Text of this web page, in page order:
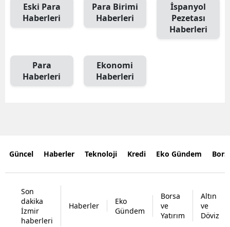
Eski Para
Haberleri
Para Birimi
Haberleri
İspanyol
Pezetası
Haberleri
Para
Haberleri
Ekonomi
Haberleri
Güncel Haberler Teknoloji Kredi Eko Gündem
Son
dakika
İzmir
haberleri
Haberler
Eko
Gündem
Borsa
ve
Yatırım
Altın
ve
Döviz